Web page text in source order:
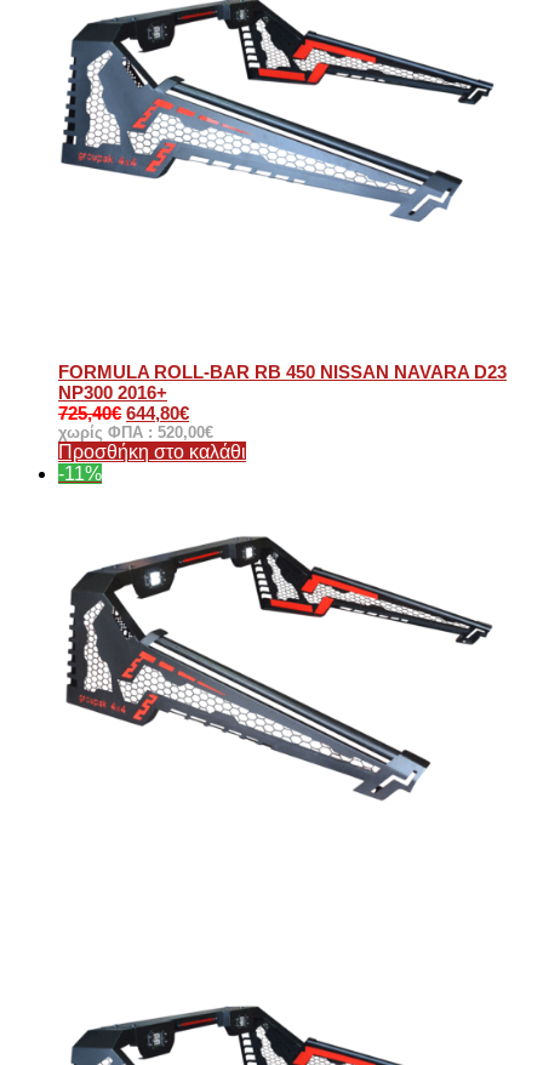
FORMULA ROLL-BAR RB 450 NISSAN NAVARA D23
NP300 2016+
725,40€ 644,80€
χωρίς ΦΠΑ : 520,00€
Προσθήκη στο καλάθι
-11%